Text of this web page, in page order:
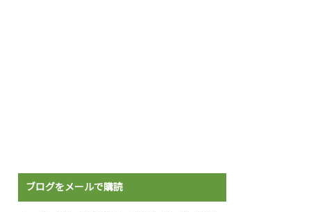
ブログをメールで購読